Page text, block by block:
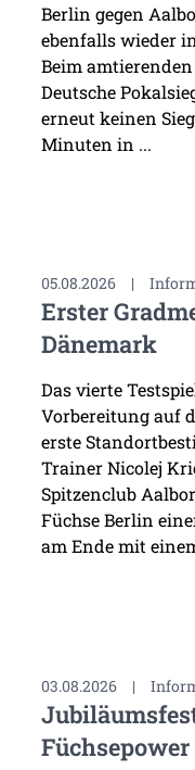
Berlin gegen
ebenfalls wieder
Beim
Deutsche
erneut keinen
Minuten in ...
05.08.2026 |
Erster
Dänemark
Das vierte
Vorbereitung auf
erste
Trainer Nicolej
Spitzenclub
Füchse Berlin
am Ende mit
03.08.2026 |
Füchsepower